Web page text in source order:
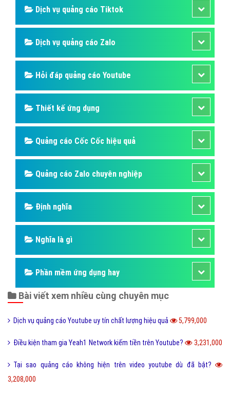
Dịch vụ quảng cáo Tiktok
Dịch vụ quảng cáo Zalo
Hỏi đáp quảng cáo Youtube
Thiết kế ứng dụng
Quảng cáo Cốc Cốc hiệu quả
Quảng cáo Zalo chuyên nghiệp
Định nghĩa
Nghĩa là gì
Phần mềm ứng dụng hay
Bài viết xem nhiều cùng chuyên mục
Dịch vụ quảng cáo Youtube uy tín chất lượng hiệu quả 5,799,000
Điều kiện tham gia Yeah1 Network kiếm tiền trên Youtube? 3,231,000
Tại sao quảng cáo không hiện trên video youtube dù đã bật?
3,208,000